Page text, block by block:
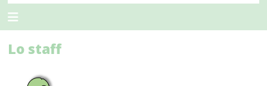
Lo staff